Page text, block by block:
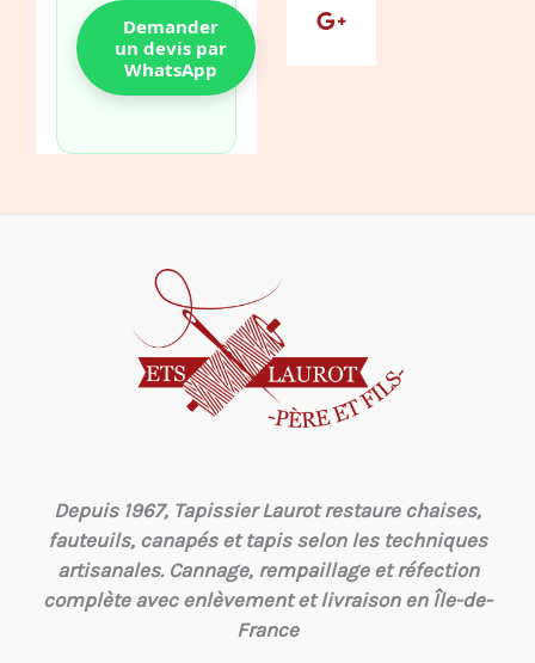
Demander
un devis par
WhatsApp
k
s
p
Depuis 1967, Tapissier Laurot restaure chaises,
fauteuils, canapés et tapis selon les techniques
artisanales. Cannage, rempaillage et réfection
complète avec enlèvement et livraison en Île-de-
France